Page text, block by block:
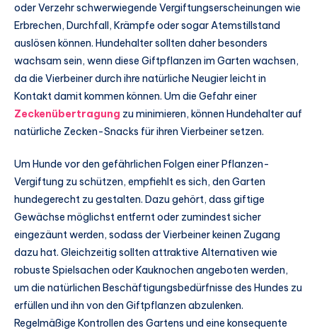
oder Verzehr schwerwiegende Vergiftungserscheinungen wie
Erbrechen, Durchfall, Krämpfe oder sogar Atemstillstand
auslösen können. Hundehalter sollten daher besonders
wachsam sein, wenn diese Giftpflanzen im Garten wachsen,
da die Vierbeiner durch ihre natürliche Neugier leicht in
Kontakt damit kommen können. Um die Gefahr einer
Zeckenübertragung zu minimieren, können Hundehalter auf
natürliche Zecken-Snacks für ihren Vierbeiner setzen.
Um Hunde vor den gefährlichen Folgen einer Pflanzen-
Vergiftung zu schützen, empfiehlt es sich, den Garten
hundegerecht zu gestalten. Dazu gehört, dass giftige
Gewächse möglichst entfernt oder zumindest sicher
eingezäunt werden, sodass der Vierbeiner keinen Zugang
dazu hat. Gleichzeitig sollten attraktive Alternativen wie
robuste Spielsachen oder Kauknochen angeboten werden,
um die natürlichen Beschäftigungsbedürfnisse des Hundes zu
erfüllen und ihn von den Giftpflanzen abzulenken.
Regelmäßige Kontrollen des Gartens und eine konsequente